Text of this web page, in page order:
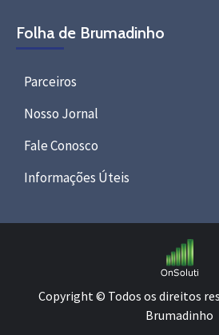
Folha de Brumadinho
Parceiros
Nosso Jornal
Fale Conosco
Informações Úteis
Copyright © Todos os direitos
Brumadinho